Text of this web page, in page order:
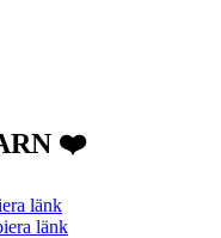
❤️
länk
länk